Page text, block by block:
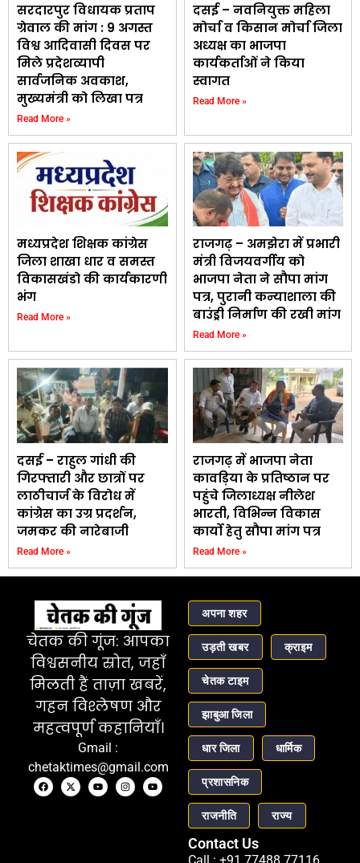
सरदारपुर विधायक प्रताप
ग्रेवाल की मांग : 9 अगस्त
विश्व आदिवासी दिवस पर
मिले प्रदेशव्यापी
सार्वजनिक अवकाश,
मुख्यमंत्री को लिखा पत्र
Read More »
दसई – नवनियुक्त महिला
मोर्चा व किसान मोर्चा जिला
अध्यक्ष का भाजपा
कार्यकर्ताओं ने किया
स्वागत
Read More »
मध्यप्रदेश शिक्षक कांग्रेस
जिला शाखा धार व समस्त
विकासखंडो की कार्यकारणी
भंग
Read More »
राजगढ़ – अमझेरा में प्रभारी
मंत्री विजयवर्गीय को
भाजपा नेता ने सौपा मांग
पत्र, पुरानी कन्याशाला की
बाउंड्री निर्माण की रखी मांग
Read More »
दसई – राहुल गांधी की
गिरफ्तारी और छात्रों पर
लाठीचार्ज के विरोध में
कांग्रेस का उग्र प्रदर्शन,
जमकर की नारेबाजी
Read More »
राजगढ़ में भाजपा नेता
कावड़िया के प्रतिष्ठान पर
पहुंचे जिलाध्यक्ष नीलेश
भारती, विभिन्न विकास
कार्यो हेतु सौपा मांग पत्र
Read More »
चेतक की गूंज: आपका
विश्वसनीय स्रोत, जहाँ
मिलती हैं ताज़ा खबरें,
गहन विश्लेषण और
महत्वपूर्ण कहानियाँ।
Gmail :
chetaktimes@gmail.com
अपना शहर
उड़ती खबर क्राइम
चेतक टाइम
झाबुआ जिला
धार जिला धार्मिक
प्रशासनिक
राजनीति राज्य
Contact Us